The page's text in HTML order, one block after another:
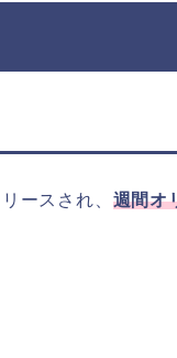
ースされ、 週間オ